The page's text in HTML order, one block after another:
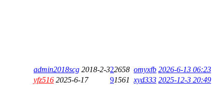
admin2018scg 2018-2-322658 omyxfb 2026-6-13 06:23
yfz516 2025-6-17 91561 xyd333 2025-12-3 20:49